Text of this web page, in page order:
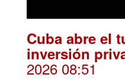
Cuba abre el
inversión
2026 08:51